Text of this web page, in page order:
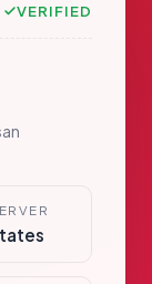
VERIFIED